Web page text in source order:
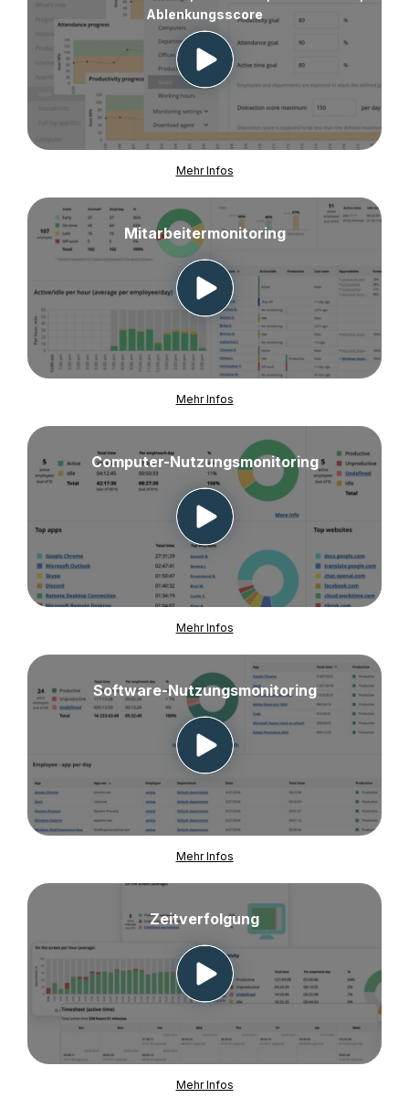
Ablenkungsscore
Mehr Infos
Mitarbeitermonitoring
Mehr Infos
Computer-Nutzungsmonitoring
Mehr Infos
Software-Nutzungsmonitoring
Mehr Infos
Zeitverfolgung
Mehr Infos